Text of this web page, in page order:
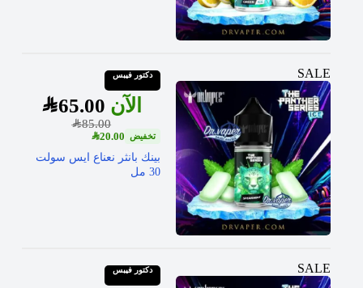
SALE دكتور فيبس
SAR85.00
SAR65.00
SAR20.00
بينك بانثر نعناع ايس سولت
30 مل
SALE دكتور فيبس